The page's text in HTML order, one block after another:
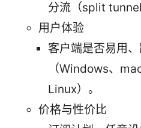
分流（split
用户体验
客户端是否易用
（Windows、
Linux）。
价格与性价比